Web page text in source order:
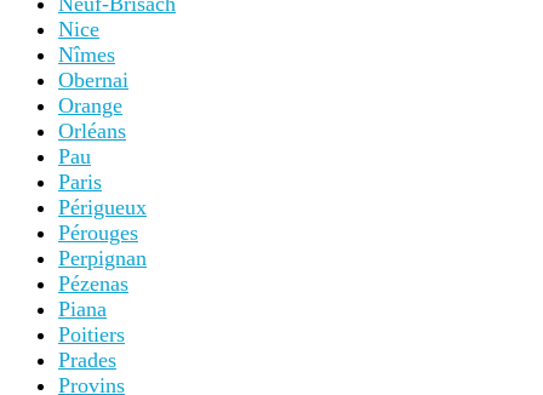
Nice
Nîmes
Obernai
Orange
Orléans
Pau
Paris
Périgueux
Pérouges
Perpignan
Pézenas
Piana
Poitiers
Prades
Provins